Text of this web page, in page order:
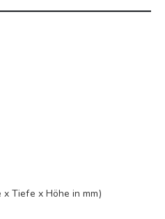
Tiefe x Höhe in mm)